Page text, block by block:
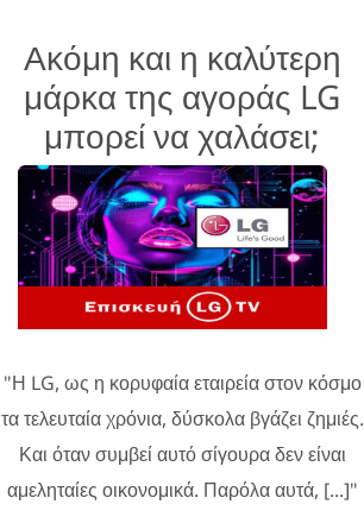
Ακόμη και η καλύτερη
μάρκα της αγοράς LG
μπορεί να χαλάσει;
"Η LG, ως η κορυφαία εταιρεία στον κόσμο
τα τελευταία χρόνια, δύσκολα βγάζει ζημιές.
Και όταν συμβεί αυτό σίγουρα δεν είναι
αμεληταίες οικονομικά. Παρόλα αυτά, [...]"